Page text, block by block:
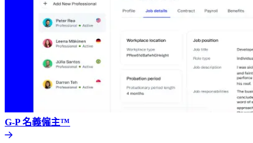
G-P 名義僱主™​​